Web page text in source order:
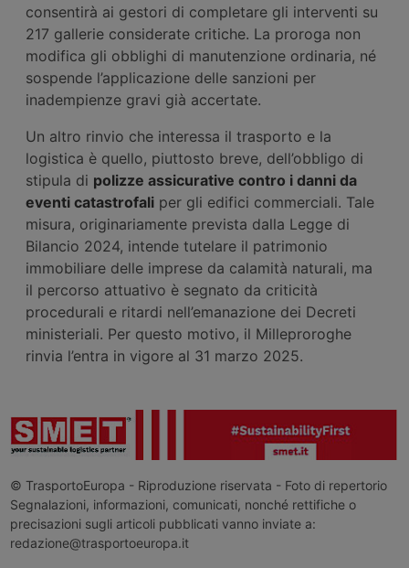
consentirà ai gestori di completare gli interventi su
217 gallerie considerate critiche. La proroga non
modifica gli obblighi di manutenzione ordinaria, né
sospende l’applicazione delle sanzioni per
inadempienze gravi già accertate.
Un altro rinvio che interessa il trasporto e la
logistica è quello, piuttosto breve, dell’obbligo di
stipula di polizze assicurative contro i danni da
eventi catastrofali per gli edifici commerciali. Tale
misura, originariamente prevista dalla Legge di
Bilancio 2024, intende tutelare il patrimonio
immobiliare delle imprese da calamità naturali, ma
il percorso attuativo è segnato da criticità
procedurali e ritardi nell’emanazione dei Decreti
ministeriali. Per questo motivo, il Milleproroghe
rinvia l’entra in vigore al 31 marzo 2025.
© TrasportoEuropa - Riproduzione riservata - Foto di repertorio
Segnalazioni, informazioni, comunicati, nonché rettifiche o
precisazioni sugli articoli pubblicati vanno inviate a:
redazione@trasportoeuropa.it